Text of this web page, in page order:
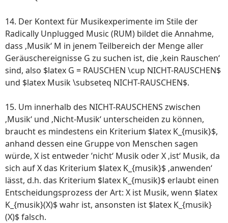
14. Der Kontext für Musikexperimente im Stile der
Radically Unplugged Music (RUM) bildet die Annahme,
dass ‚Musik‘ M in jenem Teilbereich der Menge aller
Geräuschereignisse G zu suchen ist, die ‚kein Rauschen‘
sind, also $latex G = RAUSCHEN \cup NICHT-RAUSCHEN$
und $latex Musik \subseteq NICHT-RAUSCHEN$.
15. Um innerhalb des NICHT-RAUSCHENS zwischen
‚Musik‘ und ‚Nicht-Musik‘ unterscheiden zu können,
braucht es mindestens ein Kriterium $latex K_{musik}$,
anhand dessen eine Gruppe von Menschen sagen
würde, X ist entweder ’nicht‘ Musik oder X ‚ist‘ Musik, da
sich auf X das Kriterium $latex K_{musik}$ ‚anwenden‘
lässt, d.h. das Kriterium $latex K_{musik}$ erlaubt einen
Entscheidungsprozess der Art: X ist Musik, wenn $latex
K_{musik}(X)$ wahr ist, ansonsten ist $latex K_{musik}
(X)$ falsch.